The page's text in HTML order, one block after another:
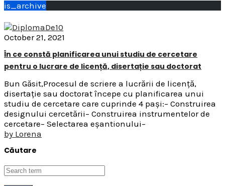
is_archive
October 21, 2021
În ce constă planificarea unui studiu de cercetare
pentru o lucrare de licență, disertație sau doctorat
Bun Găsit,Procesul de scriere a lucrării de licență,
disertație sau doctorat începe cu planificarea unui
studiu de cercetare care cuprinde 4 pași:– Construirea
designului cercetării– Construirea instrumentelor de
cercetare– Selectarea eșantionului–
by Lorena
Căutare